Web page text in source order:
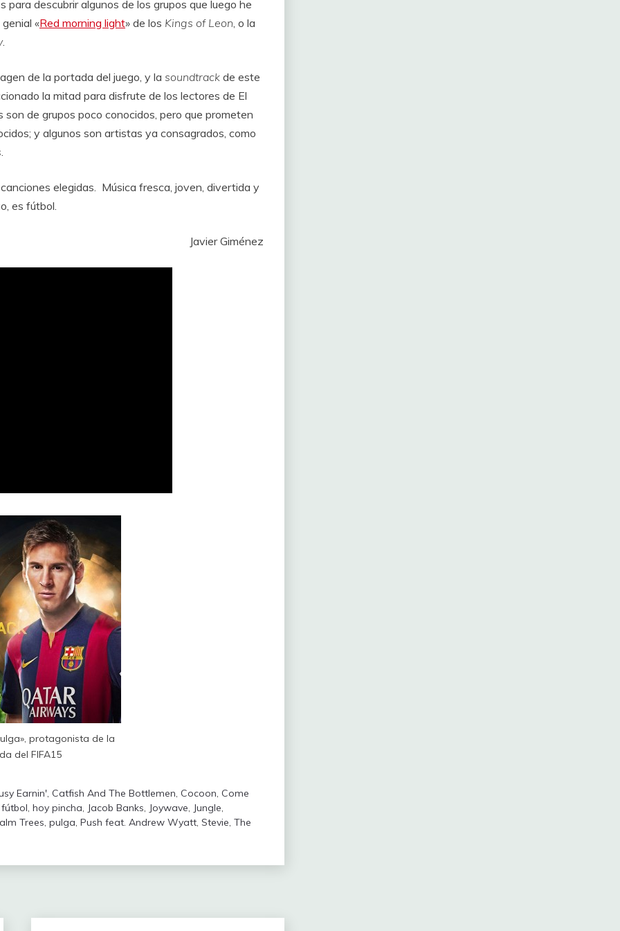
descubrir algunos de los grupos que luego he
«Red morning light» de los Kings of Leon, o la
.
de la portada del juego, y la soundtrack de este
la mitad para disfrute de los lectores de El
de grupos poco conocidos, pero que prometen
y algunos son artistas ya consagrados, como
.
elegidas. Música fresca, joven, divertida y
es fútbol.
Javier Giménez
protagonista de la
del FIFA15
Earnin', Catfish And The Bottlemen, Cocoon, Come
fútbol, hoy pincha, Jacob Banks, Joywave, Jungle,
Trees, pulga, Push feat. Andrew Wyatt, Stevie, The